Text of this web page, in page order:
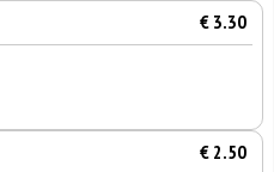
€ 3.30
€ 2.50